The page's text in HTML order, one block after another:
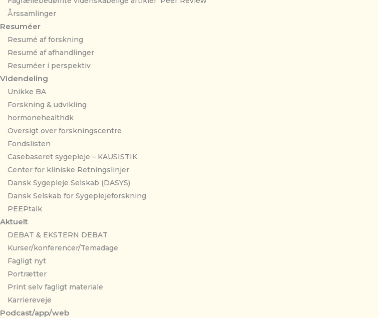
Årssamlinger
Resuméer
Resumé af forskning
Resumé af afhandlinger
Resuméer i perspektiv
Videndeling
Unikke BA
Forskning & udvikling
hormonehealthdk
Oversigt over forskningscentre
Fondslisten
Casebaseret sygepleje – KAUSISTIK
Center for kliniske Retningslinjer
Dansk Sygepleje Selskab (DASYS)
Dansk Selskab for Sygeplejeforskning
PEEPtalk
Aktuelt
DEBAT & EKSTERN DEBAT
Kurser/konferencer/Temadage
Fagligt nyt
Portrætter
Print selv fagligt materiale
Karriereveje
Podcast/app/web